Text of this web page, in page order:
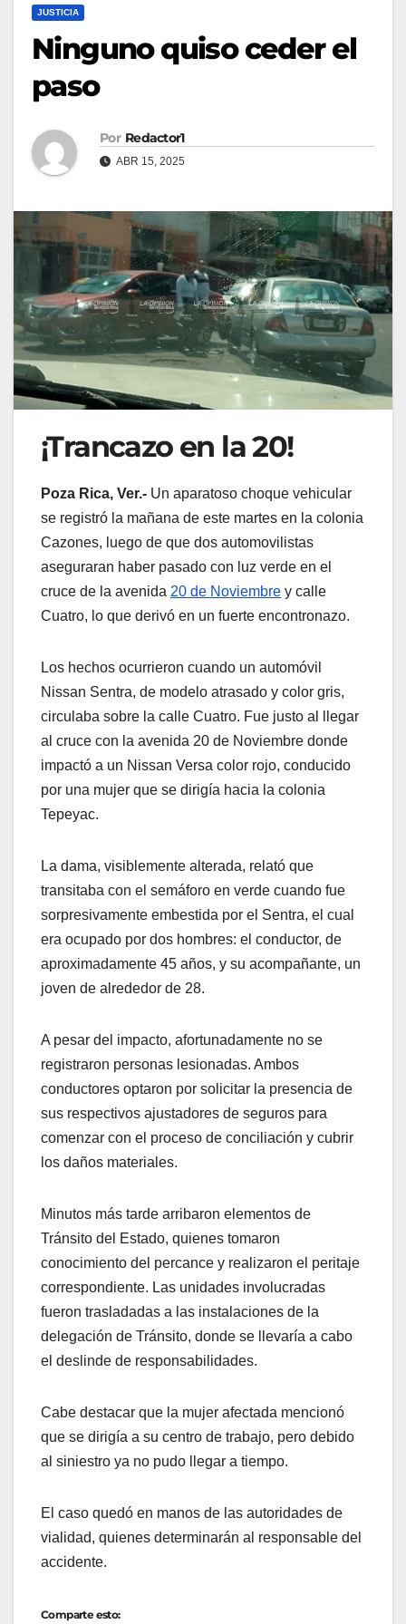
JUSTICIA
Ninguno quiso ceder el
paso
Por Redactor1
ABR 15, 2025
¡Trancazo en la 20!
Poza Rica, Ver.- Un aparatoso choque vehicular
se registró la mañana de este martes en la colonia
Cazones, luego de que dos automovilistas
aseguraran haber pasado con luz verde en el
cruce de la avenida 20 de Noviembre y calle
Cuatro, lo que derivó en un fuerte encontronazo.
Los hechos ocurrieron cuando un automóvil
Nissan Sentra, de modelo atrasado y color gris,
circulaba sobre la calle Cuatro. Fue justo al llegar
al cruce con la avenida 20 de Noviembre donde
impactó a un Nissan Versa color rojo, conducido
por una mujer que se dirigía hacia la colonia
Tepeyac.
La dama, visiblemente alterada, relató que
transitaba con el semáforo en verde cuando fue
sorpresivamente embestida por el Sentra, el cual
era ocupado por dos hombres: el conductor, de
aproximadamente 45 años, y su acompañante, un
joven de alrededor de 28.
A pesar del impacto, afortunadamente no se
registraron personas lesionadas. Ambos
conductores optaron por solicitar la presencia de
sus respectivos ajustadores de seguros para
comenzar con el proceso de conciliación y cubrir
los daños materiales.
Minutos más tarde arribaron elementos de
Tránsito del Estado, quienes tomaron
conocimiento del percance y realizaron el peritaje
correspondiente. Las unidades involucradas
fueron trasladadas a las instalaciones de la
delegación de Tránsito, donde se llevaría a cabo
el deslinde de responsabilidades.
Cabe destacar que la mujer afectada mencionó
que se dirigía a su centro de trabajo, pero debido
al siniestro ya no pudo llegar a tiempo.
El caso quedó en manos de las autoridades de
vialidad, quienes determinarán al responsable del
accidente.
Comparte esto: